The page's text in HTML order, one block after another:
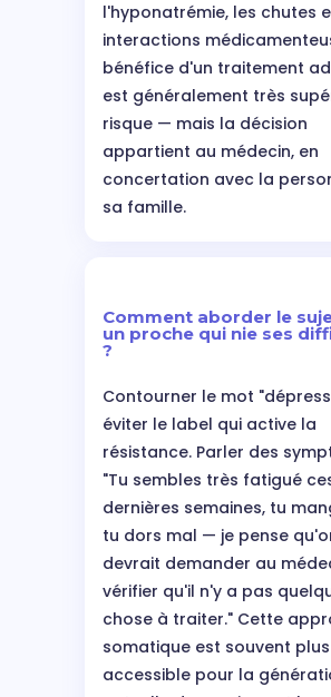
l'hyponatrémie, les chutes
interactions
bénéfice d'un traitement
est généralement très
risque — mais la décision
appartient au médecin, en
concertation avec la
sa famille.
Comment aborder le
un proche qui nie ses
?
Contourner le mot
éviter le label qui active la
résistance. Parler des
"Tu sembles très fatigué
dernières semaines, tu
tu dors mal — je pense
devrait demander au
vérifier qu'il n'y a pas
chose à traiter." Cette
somatique est souvent plus
accessible pour la